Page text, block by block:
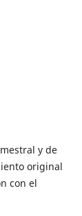
y de
original
con el